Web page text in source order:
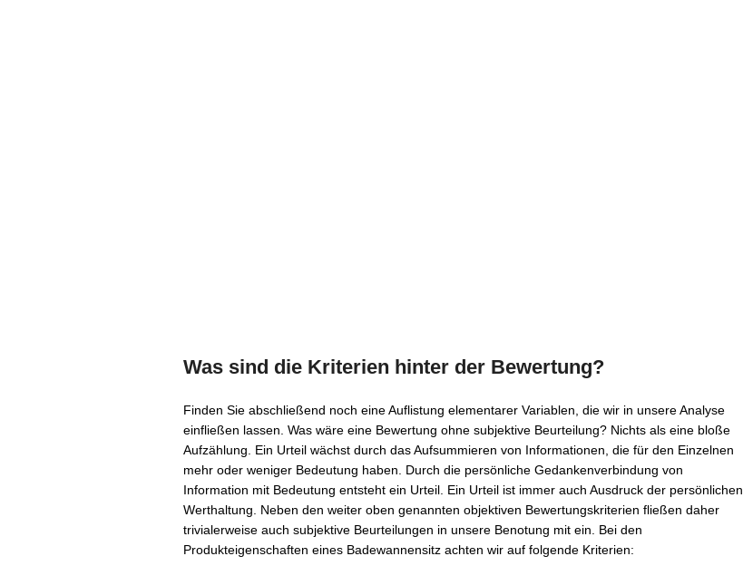
Was sind die Kriterien hinter der Bewertung?
Finden Sie abschließend noch eine Auflistung elementarer Variablen, die wir in unsere Analyse
einfließen lassen. Was wäre eine Bewertung ohne subjektive Beurteilung? Nichts als eine bloße
Aufzählung. Ein Urteil wächst durch das Aufsummieren von Informationen, die für den Einzelnen
mehr oder weniger Bedeutung haben. Durch die persönliche Gedankenverbindung von
Information mit Bedeutung entsteht ein Urteil. Ein Urteil ist immer auch Ausdruck der persönlichen
Werthaltung. Neben den weiter oben genannten objektiven Bewertungskriterien fließen daher
trivialerweise auch subjektive Beurteilungen in unsere Benotung mit ein. Bei den
Produkteigenschaften eines Badewannensitz achten wir auf folgende Kriterien: